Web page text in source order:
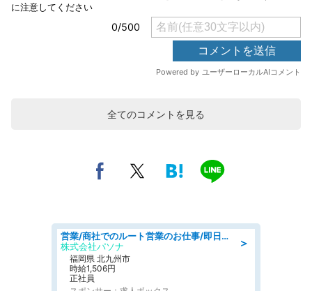
全てのコメントを見る
＞
営業/商社でのルート営業のお仕事/即日勤務可/車通勤可/営業
株式会社パソナ
福岡県 北九州市
時給1,506円
正社員